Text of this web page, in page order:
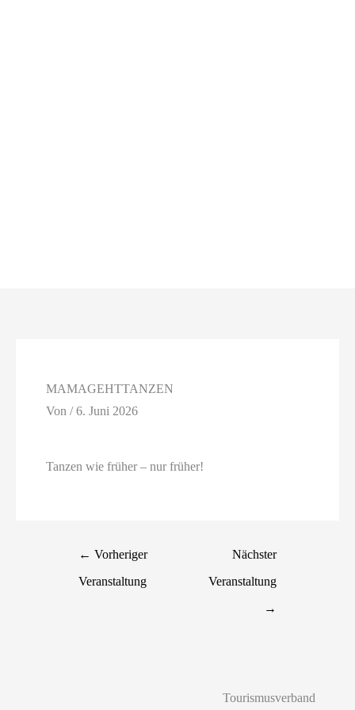
MAMAGEHTTANZEN
Von/6. Juni 2026
Tanzen wie früher – nur früher!
← Vorheriger
Veranstaltung
Nächster
Veranstaltung
→
Tourismusverband